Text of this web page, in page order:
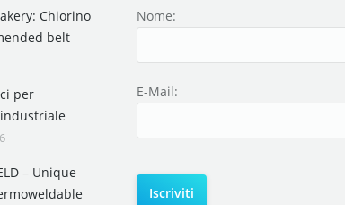
Chiorino
belt
per
– Unique
Nome:
E-Mail: